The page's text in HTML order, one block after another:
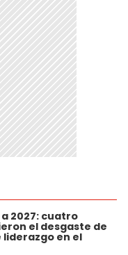
2027: cuatro
el desgaste de
liderazgo en el